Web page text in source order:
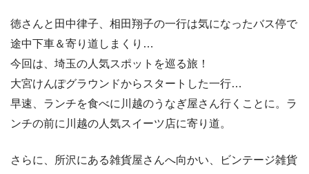
徳さんと田中律子、相田翔子の一行は気になったバス停で
途中下車＆寄り道しまくり…
今回は、埼玉の人気スポットを巡る旅！
大宮けんぽグラウンドからスタートした一行…
早速、ランチを食べに川越のうなぎ屋さん行くことに。ラ
ンチの前に川越の人気スイーツ店に寄り道。
さらに、所沢にある雑貨屋さんへ向かい、ビンテージ雑貨